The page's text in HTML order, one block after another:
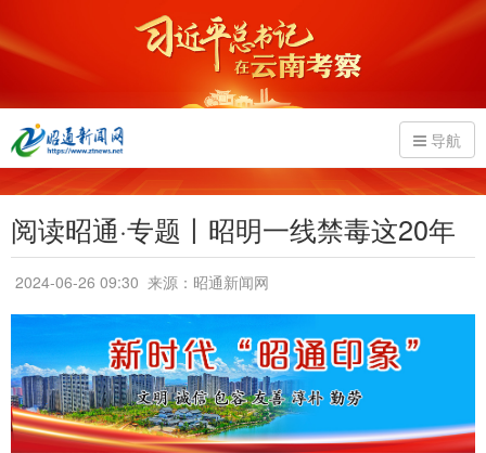
导航
阅读昭通·专题丨昭明一线禁毒这20年
2024-06-26 09:30 来源：昭通新闻网